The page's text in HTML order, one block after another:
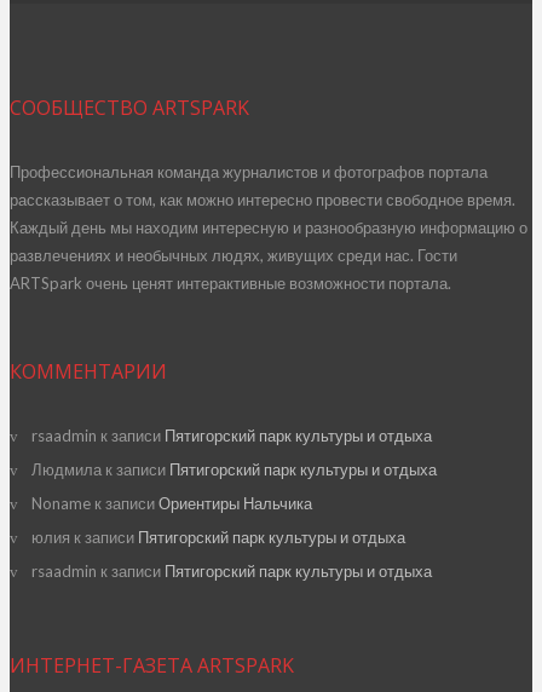
СООБЩЕСТВО ARTSPARK
Профессиональная команда журналистов и фотографов портала
рассказывает о том, как можно интересно провести свободное время.
Каждый день мы находим интересную и разнообразную информацию о
развлечениях и необычных людях, живущих среди нас. Гости
ARTSpark очень ценят интерактивные возможности портала.
КОММЕНТАРИИ
rsaadmin к записи Пятигорский парк культуры и отдыха
Людмила к записи Пятигорский парк культуры и отдыха
Noname к записиОриентиры Нальчика
юлия к записи Пятигорский парк культуры и отдыха
rsaadmin к записи Пятигорский парк культуры и отдыха
ИНТЕРНЕТ-ГАЗЕТА ARTSPARK